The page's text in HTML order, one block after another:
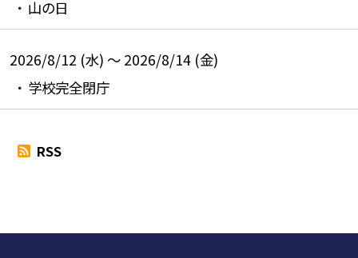
山の日
2026/8/12 (水) ～ 2026/8/14 (金)
学校完全閉庁
RSS